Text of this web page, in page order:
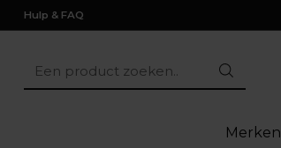
Hulp & FAQ
Een product zoeken..
Merken